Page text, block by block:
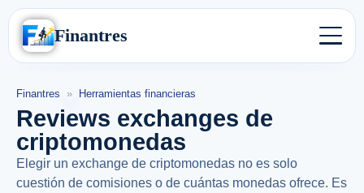
Finantres
Finantres » Herramientas financieras
Reviews exchanges de
criptomonedas
Elegir un exchange de criptomonedas no es solo
cuestión de comisiones o de cuántas monedas ofrece. Es